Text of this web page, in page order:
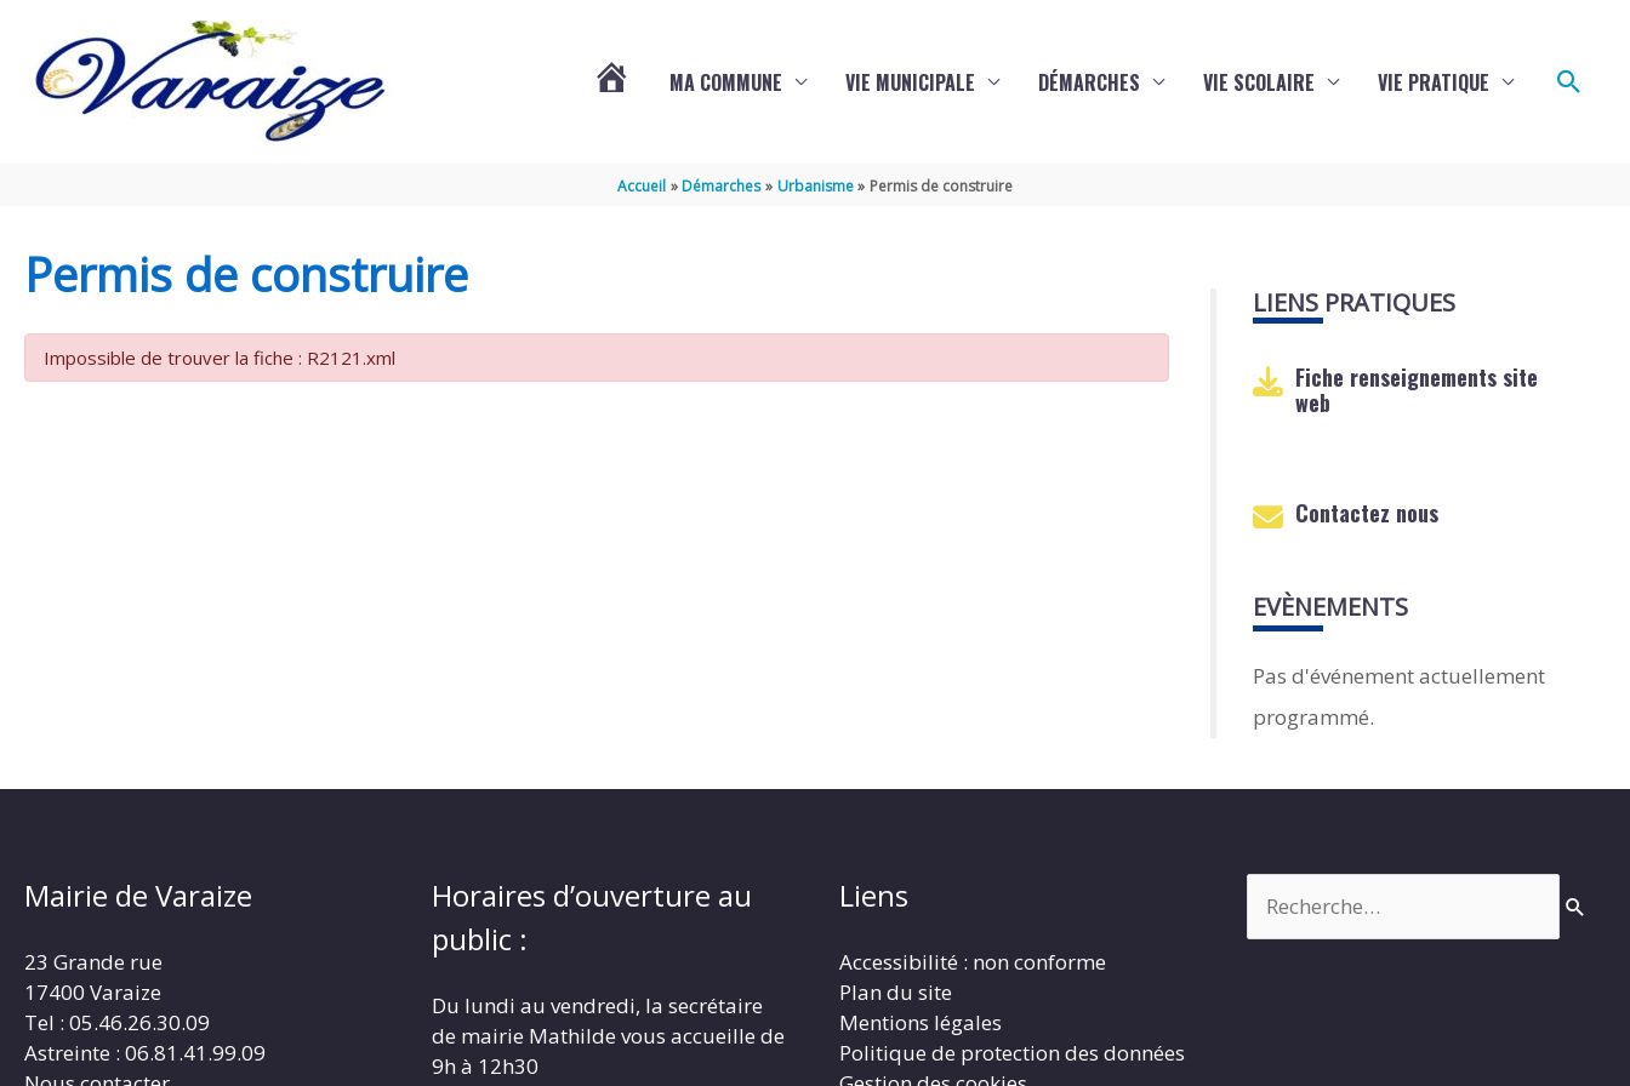
MA COMMUNE VIE MUNICIPALE DÉMARCHES VIE SCOLAIRE VIE PRATIQUE
Accueil Démarches Urbanisme Permis de construire
Permis de construire
Impossible de trouver la fiche : R2121.xml
LIENS PRATIQUES
Fiche renseignements site
web
Contactez nous
EVÈNEMENTS
Pas d'événement actuellement
programmé.
Mairie de Varaize
23 Grande rue
17400 Varaize
Tel : 05.46.26.30.09
Astreinte : 06.81.41.99.09
Horaires d’ouverture au
public :
Du lundi au vendredi, la secrétaire
de mairie Mathilde vous accueille de
9h à 12h30
Liens
Accessibilité : non conforme
Plan du site
Mentions légales
Politique de protection des données